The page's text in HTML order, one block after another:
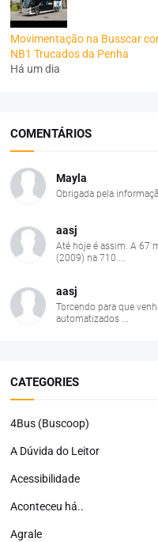
Movimentação na Busscar
NB1 Trucados da Penha
Há um dia
COMENTÁRIOS
Mayla
Obrigada pela
aasj
Até hoje é assim. A 67
(2009) na 710....
aasj
Torcendo para que
automatizados ...
CATEGORIES
4Bus (Buscoop)
A Dúvida do Leitor
Acessibilidade
Aconteceu há..
Agrale